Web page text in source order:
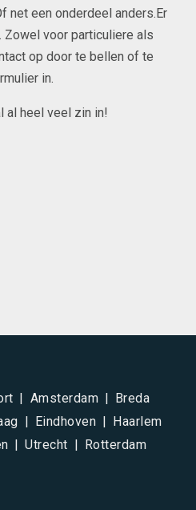
net een onderdeel anders.Er
Zowel voor particuliere als
op door te bellen of te
in.
al heel veel zin in!
Amsterdam
Breda
Eindhoven
Haarlem
Utrecht Rotterdam